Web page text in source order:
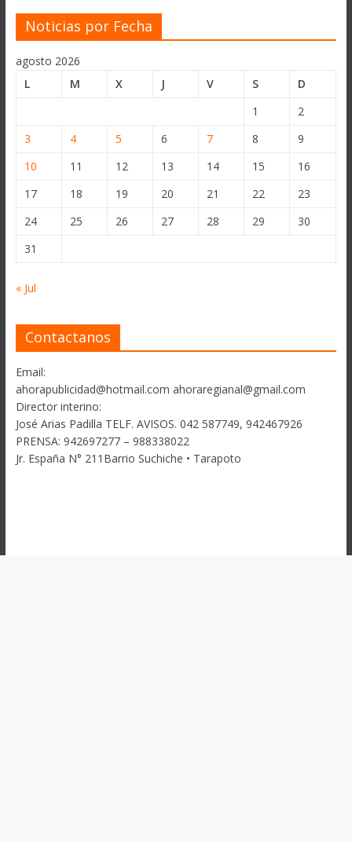
Noticias por Fecha
agosto 2026
L
M X J V S
D
1
2
3
4 5 6 7 8
9
10
11 12 13 14 15
16
17
18 19 20 21 22
23
24
25 26 27 28 29
30
31
« Jul
Contactanos
Email:
ahorapublicidad@hotmail.com ahoraregianal@gmail.com
Director interino:
José Arias Padilla TELF. AVISOS. 042 587749, 942467926
PRENSA: 942697277 – 988338022
Jr. España N° 211Barrio Suchiche • Tarapoto